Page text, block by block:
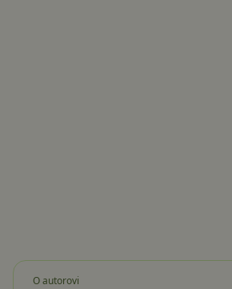
O autorovi